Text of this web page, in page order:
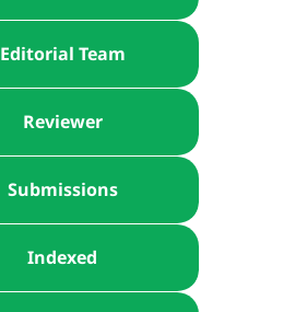
Editorial Team
Reviewer
Submissions
Indexed